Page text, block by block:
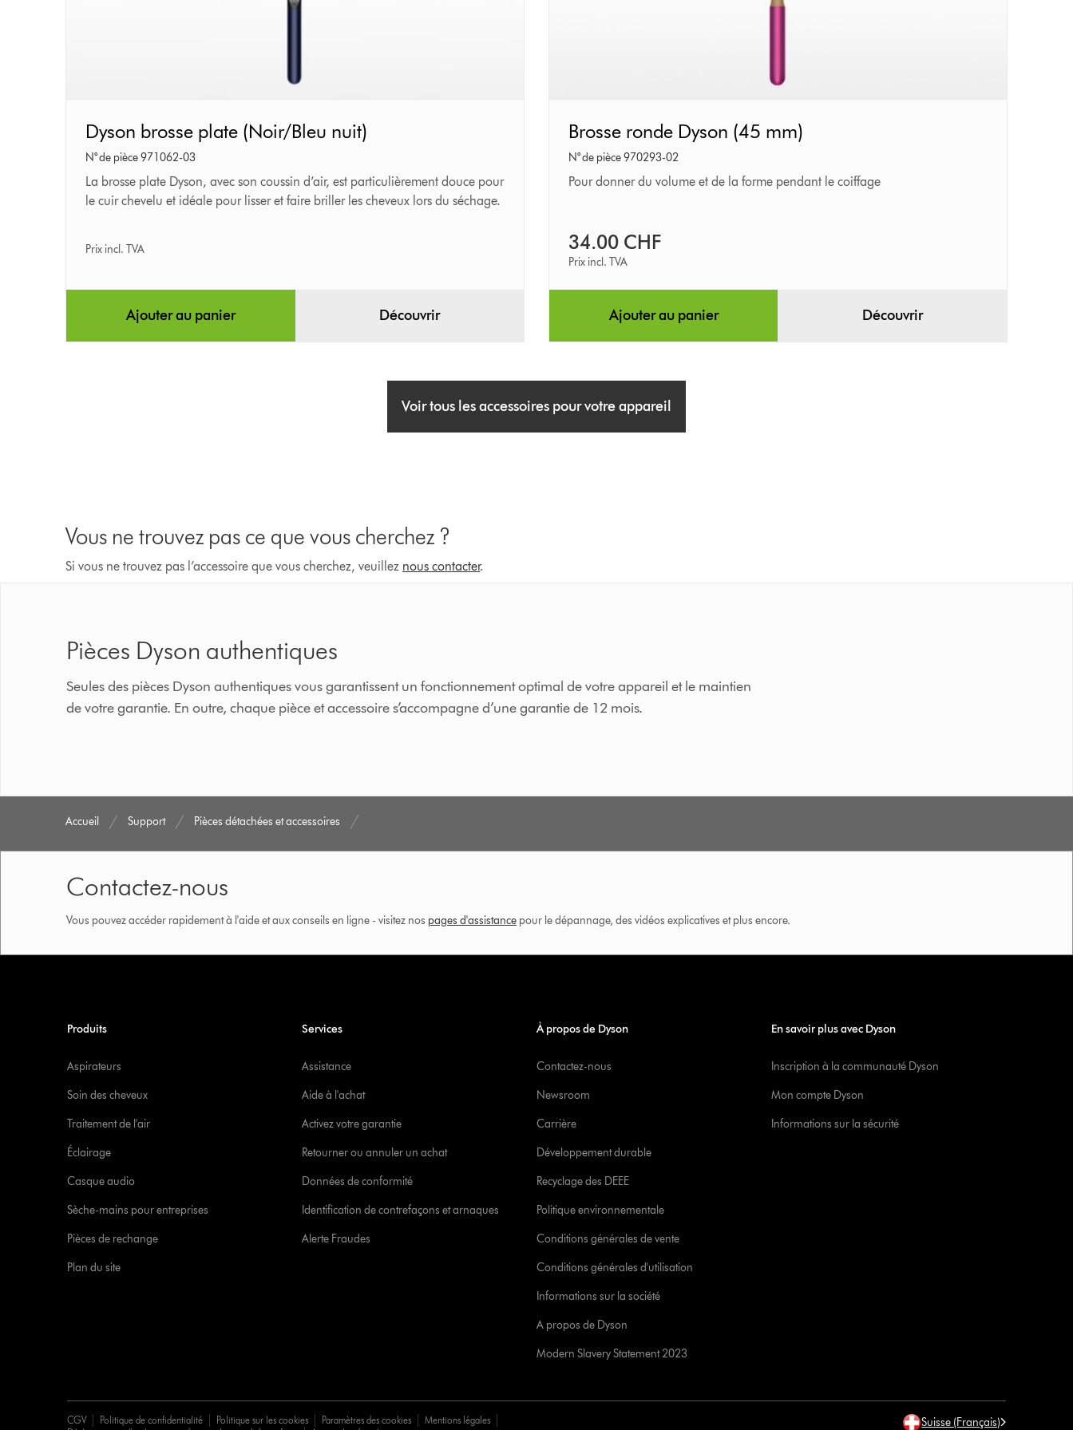
Dyson
brosse
plate
(Noir/Bleu
Dyson brosse plate (Noir/Bleu nuit)
N° de pièce 971062-03
La brosse plate Dyson, avec son coussin d’air, est particulièrement douce pour
le cuir chevelu et idéale pour lisser et faire briller les cheveux lors du séchage.
Prix incl. TVA
Ajouter au panier Découvrir
Brosse
ronde
Dyson
mm)
Brosse ronde Dyson (45 mm)
N° de pièce 970293-02
Pour donner du volume et de la forme pendant le coiffage
34.00 CHF
Prix incl. TVA
Ajouter au panier Découvrir
Voir tous les accessoires pour votre appareil
Vous ne trouvez pas ce que vous cherchez ?
Si vous ne trouvez pas l’accessoire que vous cherchez, veuillez nous contacter.
Pièces Dyson authentiques
Seules des pièces Dyson authentiques vous garantissent un fonctionnement optimal de votre appareil et le maintien
de votre garantie. En outre, chaque pièce et accessoire s’accompagne d’une garantie de 12 mois.
Accueil Support Pièces détachées et accessoires
Contactez-nous
Vous pouvez accéder rapidement à l'aide et aux conseils en ligne - visitez nos pages d'assistance pour le dépannage, des vidéos explicatives et plus encore.
Produits
Aspirateurs
Soin des cheveux
Traitement de l'air
Éclairage
Casque audio
Sèche-mains pour entreprises
Pièces de rechange
Plan du site
Services
Assistance
Aide à l'achat
Activez votre garantie
Retourner ou annuler un achat
Données de conformité
Identification de contrefaçons et arnaques
Alerte Fraudes
À propos de Dyson
Contactez-nous
Newsroom
Carrière
Développement durable
Recyclage des DEEE
Politique environnementale
Conditions générales de vente
Conditions générales d'utilisation
Informations sur la société
A propos de Dyson
Modern Slavery Statement 2023
En savoir plus avec Dyson
Inscription à la communauté Dyson
Mon compte Dyson
Informations sur la sécurité
CGV Politique de confidentialité Politique sur les cookies Paramètres des cookies
Mentions légales
Suisse (Français)